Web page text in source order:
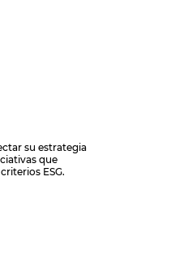
su estrategia
que
ESG.